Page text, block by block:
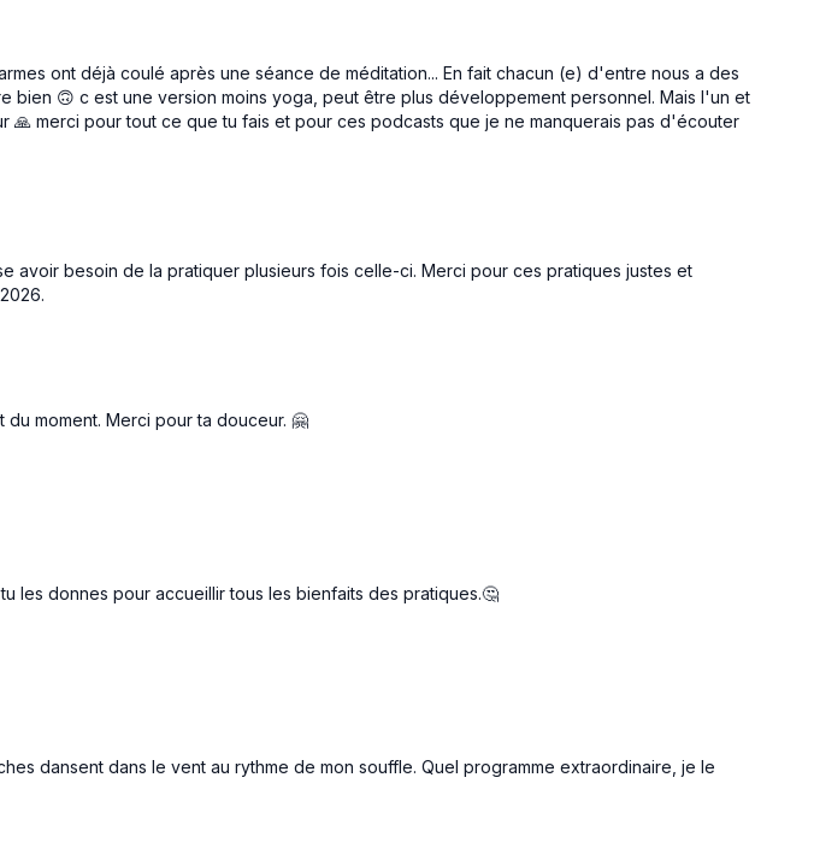
Aperçu gratuit
Flow construit autour de l’ouverture du cœur
et de l’activation du chakra de la gorge qui
Méditation pour t'aider à explorer l’espace
intérieur où se forment tes désirs, tes élans
ont déjà coulé après une séance de méditation... En fait chacun (e) d'entre nous a des
🙃 c est une version moins yoga, peut être plus développement personnel. Mais l'un et
merci pour tout ce que tu fais et pour ces podcasts que je ne manquerais pas d'écouter
avoir besoin de la pratiquer plusieurs fois celle-ci. Merci pour ces pratiques justes et
moment. Merci pour ta douceur. 🤗
les donnes pour accueillir tous les bienfaits des pratiques.🤔
dansent dans le vent au rythme de mon souffle. Quel programme extraordinaire, je le